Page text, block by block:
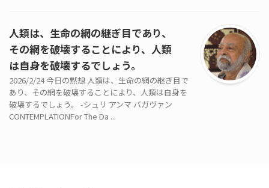
人類は、生命の網の継ぎ目であり、
その網を破壊することにより、人類
は自身を破壊するでしょう。
2026/2/24 今日の黙想 人類は、生命の網の継ぎ目で
あり、その網を破壊することにより、人類は自身を
破壊するでしょう。 -シュリ アンマ バガヴァン
CONTEMPLATIONFor The Da ...